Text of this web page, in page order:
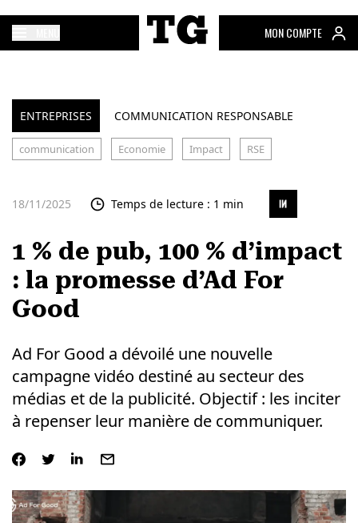
MON COMPTE
ENTREPRISES COMMUNICATION RESPONSABLE
communication Economie Impact RSE
18/11/2025 Temps de lecture : 1 min
1 % de pub, 100 % d’impact
: la promesse d’Ad For
Good
Ad For Good a dévoilé une nouvelle
campagne vidéo destiné au secteur des
médias et de la publicité. Objectif : les inciter
à repenser leur manière de communiquer.